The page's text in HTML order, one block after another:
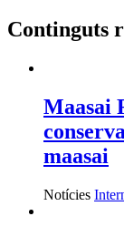
Continguts
Maasai
maasai
Notícies